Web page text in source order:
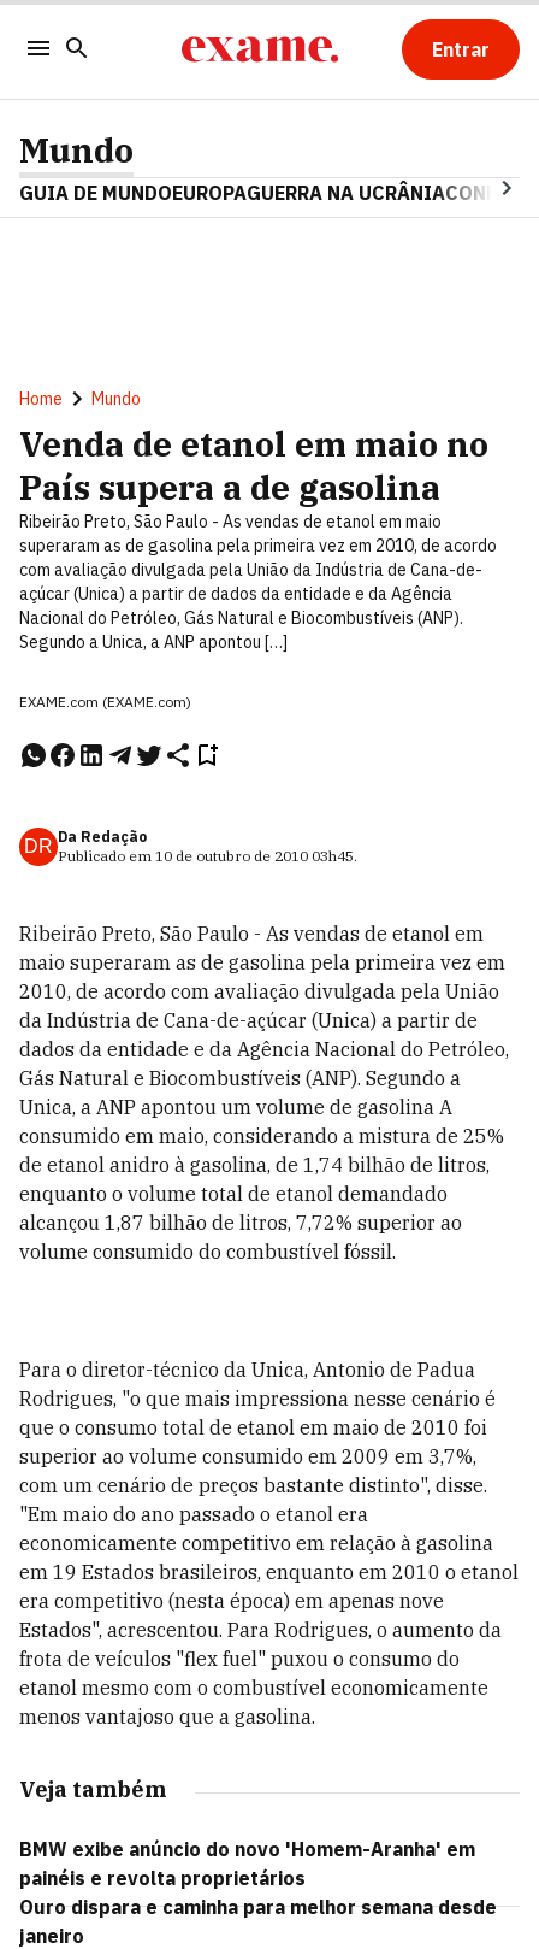
Entrar
Mundo
GUIA DE MUNDOEUROPAGUERRA NA UCRÂNIA
Home Mundo
Venda de etanol em maio no
País supera a de gasolina
Ribeirão Preto, São Paulo - As vendas de etanol em maio
superaram as de gasolina pela primeira vez em 2010, de acordo
com avaliação divulgada pela União da Indústria de Cana-de-
açúcar (Unica) a partir de dados da entidade e da Agência
Nacional do Petróleo, Gás Natural e Biocombustíveis (ANP).
Segundo a Unica, a ANP apontou […]
EXAME.com (EXAME.com)
DR Da Redação
Publicado em 10 de outubro de 2010 03h45.
Ribeirão Preto, São Paulo - As vendas de etanol em
maio superaram as de gasolina pela primeira vez em
2010, de acordo com avaliação divulgada pela União
da Indústria de Cana-de-açúcar (Unica) a partir de
dados da entidade e da Agência Nacional do Petróleo,
Gás Natural e Biocombustíveis (ANP). Segundo a
Unica, a ANP apontou um volume de gasolina A
consumido em maio, considerando a mistura de 25%
de etanol anidro à gasolina, de 1,74 bilhão de litros,
enquanto o volume total de etanol demandado
alcançou 1,87 bilhão de litros, 7,72% superior ao
volume consumido do combustível fóssil.
Para o diretor-técnico da Unica, Antonio de Padua
Rodrigues, "o que mais impressiona nesse cenário é
que o consumo total de etanol em maio de 2010 foi
superior ao volume consumido em 2009 em 3,7%,
com um cenário de preços bastante distinto", disse.
"Em maio do ano passado o etanol era
economicamente competitivo em relação à gasolina
em 19 Estados brasileiros, enquanto em 2010 o etanol
era competitivo (nesta época) em apenas nove
Estados", acrescentou. Para Rodrigues, o aumento da
frota de veículos "flex fuel" puxou o consumo do
etanol mesmo com o combustível economicamente
menos vantajoso que a gasolina.
Veja também
BMW exibe anúncio do novo 'Homem-Aranha' em
painéis e revolta proprietários
Ouro dispara e caminha para melhor semana desde
janeiro